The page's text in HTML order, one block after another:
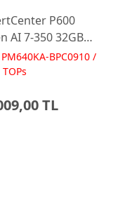
P600
AI 7-350 32GB
23.8 FreeDos
AI-Powered AIO
BPC0910 /
TL